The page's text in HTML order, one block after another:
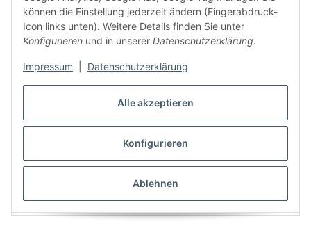
Alle akzeptieren
Konfigurieren
Ablehnen
können die Einstellung jederzeit ändern (Fingerabdruck-
Icon links unten). Weitere Details finden Sie unter
Konfigurieren und in unserer Datenschutzerklärung.
Impressum Datenschutzerklärung
LED-Strahler Lift 50W mit höhenverstellbarem Fuß
klappbar grau-orange
71,80 €*
Sofort verfügbar
Angaben zur Produktsicherheit